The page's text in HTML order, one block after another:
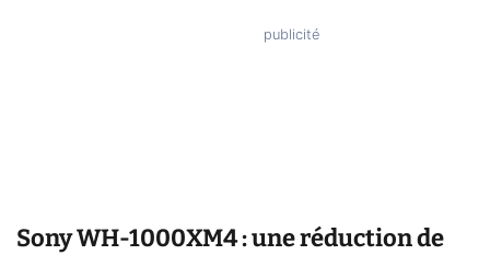
Sony WH-1000XM4 : une réduction de